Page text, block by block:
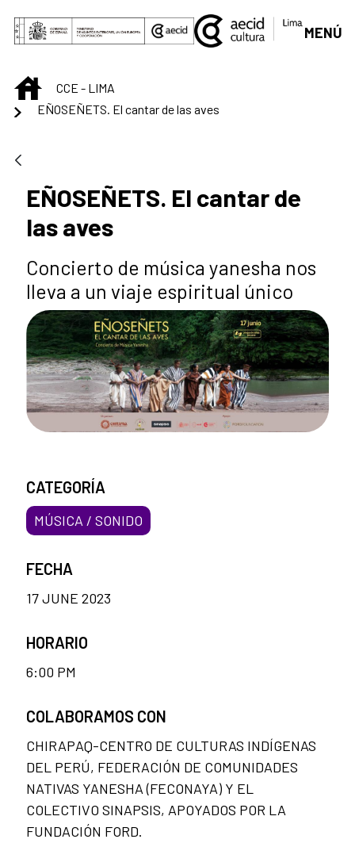
Saltar al contenido principal
MENÚ
INICIOCCE - LIMA
EÑOSEÑETS. El cantar de las aves
EÑOSEÑETS. El cantar de
las aves
Concierto de música yanesha nos
lleva a un viaje espiritual único
CATEGORÍA
MÚSICA / SONIDO
FECHA
17 JUNE 2023
HORARIO
6:00 PM
COLABORAMOS CON
CHIRAPAQ-CENTRO DE CULTURAS INDÍGENAS
DEL PERÚ, FEDERACIÓN DE COMUNIDADES
NATIVAS YANESHA (FECONAYA) Y EL
COLECTIVO SINAPSIS, APOYADOS POR LA
FUNDACIÓN FORD.